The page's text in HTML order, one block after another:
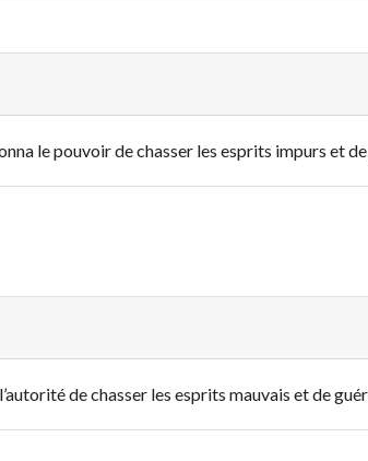
le pouvoir de chasser les esprits impurs et
de chasser les esprits mauvais et de